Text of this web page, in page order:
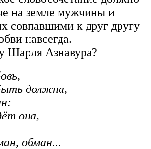
на земле мужчины и
совпавшими к друг другу
навсегда.
Шарля Азнавура?
должна,
она,
обман...